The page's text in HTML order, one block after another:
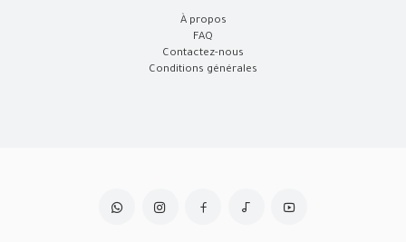
À propos
FAQ
Contactez-nous
Conditions générales